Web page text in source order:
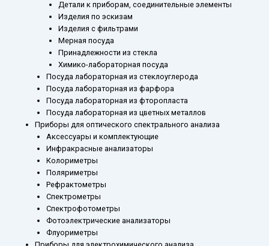
Детали к приборам, соединительные элементы
Изделия по эскизам
Изделия с фильтрами
Мерная посуда
Принадлежности из стекла
Химико-лабораторная посуда
Посуда лабораторная из стеклоуглерода
Посуда лабораторная из фарфора
Посуда лабораторная из фторопласта
Посуда лабораторная из цветных металлов
Приборы для оптического спектрального анализа
Аксессуары и комплектующие
Инфракрасные анализаторы
Колориметры
Поляриметры
Рефрактометры
Спектрометры
Спектрофотометры
Фотоэлектрические анализаторы
Флуориметры